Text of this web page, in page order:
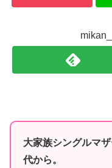
大家族シングルマ
代から。